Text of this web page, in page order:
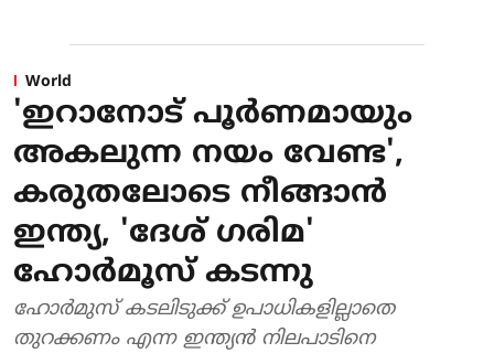
World
'ഇറാനോട് പൂര്‍ണമായും
അകലുന്ന നയം വേണ്ട',
കരുതലോടെ നീങ്ങാന്‍
ഇന്ത്യ, 'ദേശ് ഗരിമ'
ഹോര്‍മൂസ് കടന്നു
ഹോര്‍മുസ് കടലിടുക്ക് ഉപാധികളില്ലാതെ
തുറക്കണം എന്ന ഇന്ത്യന്‍ നിലപാടിനെ